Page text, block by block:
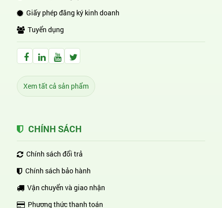
Giấy phép đăng ký kinh doanh
Tuyển dụng
Facebook Huỳnh Gia Alpha
LinkedIn Huỳnh Gia Alpha
YouTube Huỳnh Gia Alpha
Twitter Huỳnh Gia Alpha
Xem tất cả sản phẩm
CHÍNH SÁCH
Chính sách đổi trả
Chính sách bảo hành
Vận chuyển và giao nhận
Phương thức thanh toán